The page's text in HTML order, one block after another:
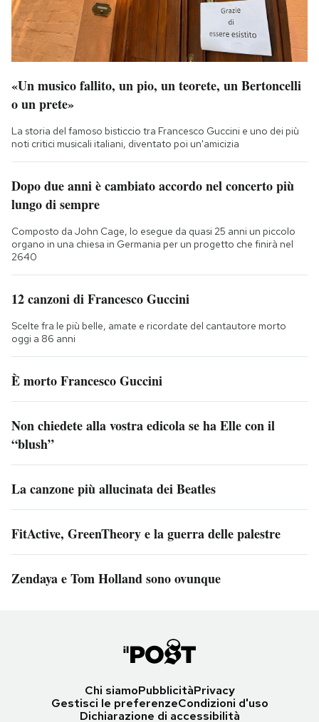
«Un musico fallito, un pio, un teorete, un Bertoncelli
o un prete»
La storia del famoso bisticcio tra Francesco Guccini e uno dei più
noti critici musicali italiani, diventato poi un'amicizia
Dopo due anni è cambiato accordo nel concerto più
lungo di sempre
Composto da John Cage, lo esegue da quasi 25 anni un piccolo
organo in una chiesa in Germania per un progetto che finirà nel
2640
12 canzoni di Francesco Guccini
Scelte fra le più belle, amate e ricordate del cantautore morto
oggi a 86 anni
È morto Francesco Guccini
Non chiedete alla vostra edicola se ha Elle con il
“blush”
La canzone più allucinata dei Beatles
FitActive, GreenTheory e la guerra delle palestre
Zendaya e Tom Holland sono ovunque
Chi siamoPubblicitàPrivacy
Gestisci le preferenzeCondizioni d'uso
Dichiarazione di accessibilità